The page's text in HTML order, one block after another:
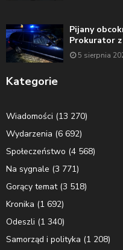
Pijany
Prokurator
5 sierpnia
Kategorie
Wiadomości (13 270)
Wydarzenia (6 692)
Społeczeństwo (4 568)
Na sygnale (3 771)
Gorący temat(3 518)
Kronika (1 692)
Odeszli (1 340)
Samorząd i polityka (1 208)